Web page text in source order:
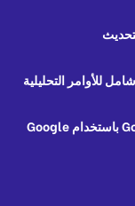
تجاوز القيود في بيانات Google Search Console باستخدام Google